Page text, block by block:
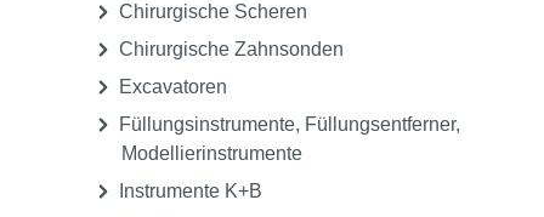
Chirurgische Scheren
Chirurgische Zahnsonden
Excavatoren
Füllungsinstrumente, Füllungsentferner,
Modellierinstrumente
Instrumente K+B